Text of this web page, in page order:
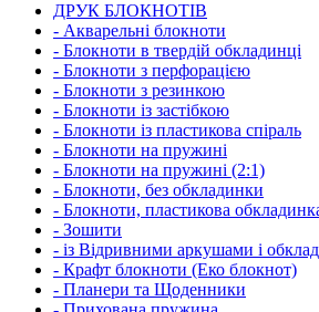
ДРУК БЛОКНОТІВ
- Акварельні блокноти
- Блокноти в твердій обкладинці
- Блокноти з перфорацією
- Блокноти з резинкою
- Блокноти із застібкою
- Блокноти із пластикова спіраль
- Блокноти на пружині
- Блокноти на пружині (2:1)
- Блокноти, без обкладинки
- Блокноти, пластикова
- Зошити
- із Відривними аркушами і
- Крафт блокноти (Еко блокнот)
- Планери та Щоденники